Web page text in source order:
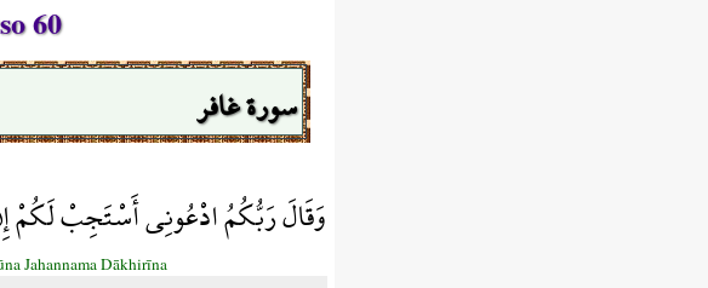
60
سورة غافر
وَقَالَ رَبُّكُمُ ادْعُونِي أَسْتَجِبْ
Jahannama Dākhirīna